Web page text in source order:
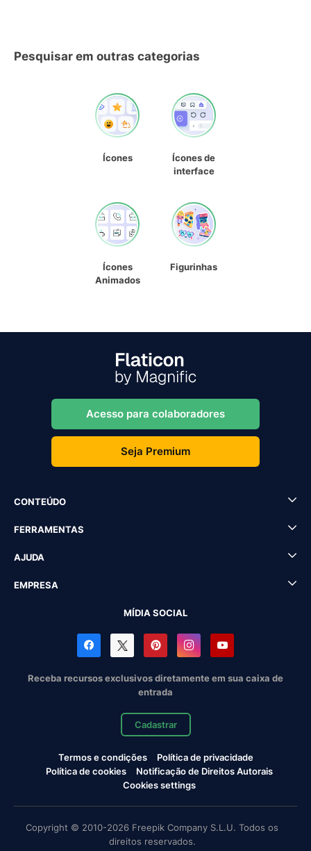
Pesquisar em outras categorias
Ícones
Ícones de
interface
Ícones
Animados
Figurinhas
Acesso para colaboradores
Seja Premium
CONTEÚDO
FERRAMENTAS
AJUDA
EMPRESA
MÍDIA SOCIAL
Receba recursos exclusivos diretamente em sua caixa de
entrada
Cadastrar
Termos e condições
Política de privacidade
Política de cookies
Notificação de Direitos Autorais
Cookies settings
Copyright © 2010-2026 Freepik Company S.L.U. Todos os
direitos reservados.